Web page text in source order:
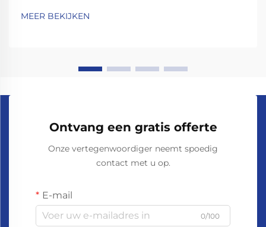
MEER BEKIJKEN
Ontvang een gratis offerte
Onze vertegenwoordiger neemt spoedig
contact met u op.
E-mail
0/100